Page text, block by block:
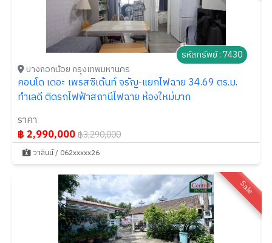
รหัสทรัพย์ : 7430
บางกอกน้อย กรุงเทพมหานคร
คอนโด เดอะ เพรสซิเด้นท์ จรัญ-แยกไฟฉาย 34.69 ตร.ม.
ทำเลดี ติดรถไฟฟ้าสถานีไฟฉาย ห้องใหม่มาก
ราคา
฿ 2,990,000฿3,290,000
วาลินน์ / 062xxxxx26
Sale